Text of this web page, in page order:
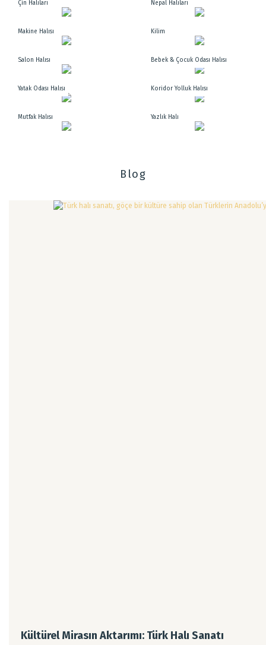
Çin Halıları Nepal Halıları
Makine Halısı Kilim
Salon Halısı Bebek & Çocuk Odası Halısı
Yatak Odası Halısı Koridor Yolluk Halısı
Mutfak Halısı Yazlık Halı
Blog
Kültürel Mirasın Aktarımı: Türk Halı Sanatı